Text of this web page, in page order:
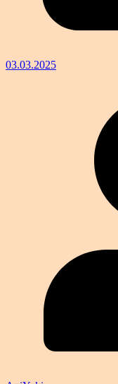
03.03.2025